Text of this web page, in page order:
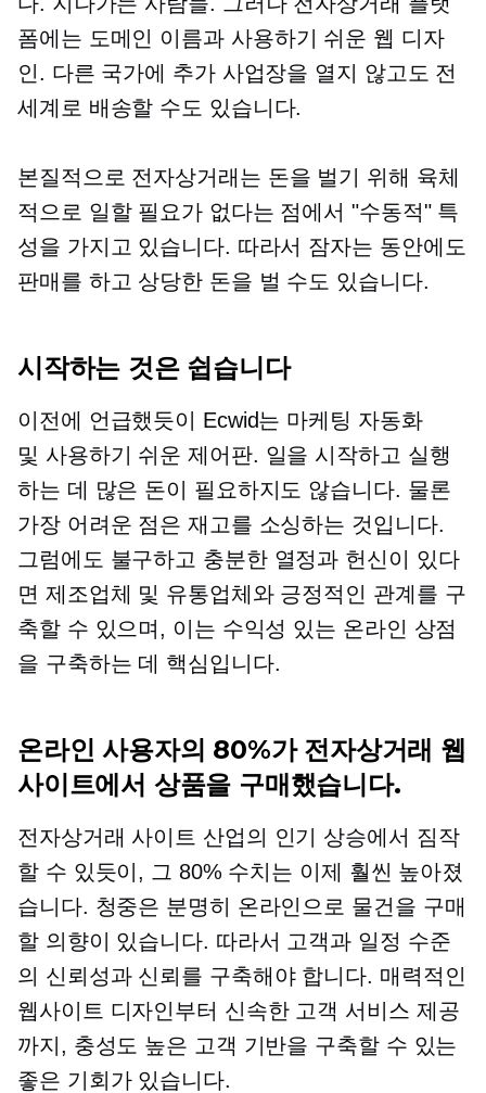
폼에는 도메인 이름과 사용하기 쉬운 웹 디자
인. 다른 국가에 추가 사업장을 열지 않고도 전
세계로 배송할 수도 있습니다.
본질적으로 전자상거래는 돈을 벌기 위해 육체
적으로 일할 필요가 없다는 점에서 "수동적" 특
성을 가지고 있습니다. 따라서 잠자는 동안에도
판매를 하고 상당한 돈을 벌 수도 있습니다.
시작하는 것은 쉽습니다
이전에 언급했듯이 Ecwid는 마케팅 자동화
및 사용하기 쉬운 제어판. 일을 시작하고 실행
하는 데 많은 돈이 필요하지도 않습니다. 물론
가장 어려운 점은 재고를 소싱하는 것입니다.
그럼에도 불구하고 충분한 열정과 헌신이 있다
면 제조업체 및 유통업체와 긍정적인 관계를 구
축할 수 있으며, 이는 수익성 있는 온라인 상점
을 구축하는 데 핵심입니다.
온라인 사용자의 80%가 전자상거래 웹
사이트에서 상품을 구매했습니다.
전자상거래 사이트 산업의 인기 상승에서 짐작
할 수 있듯이, 그 80% 수치는 이제 훨씬 높아졌
습니다. 청중은 분명히 온라인으로 물건을 구매
할 의향이 있습니다. 따라서 고객과 일정 수준
의 신뢰성과 신뢰를 구축해야 합니다. 매력적인
웹사이트 디자인부터 신속한 고객 서비스 제공
까지, 충성도 높은 고객 기반을 구축할 수 있는
좋은 기회가 있습니다.